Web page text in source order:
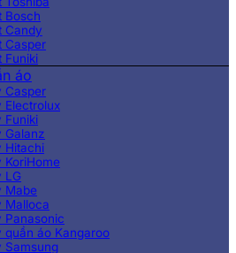
Bosch
Candy
Casper
Funiki
áo
Casper
Electrolux
Funiki
Galanz
Hitachi
KoriHome
LG
Mabe
Malloca
Panasonic
quần áo Kangaroo
Samsung